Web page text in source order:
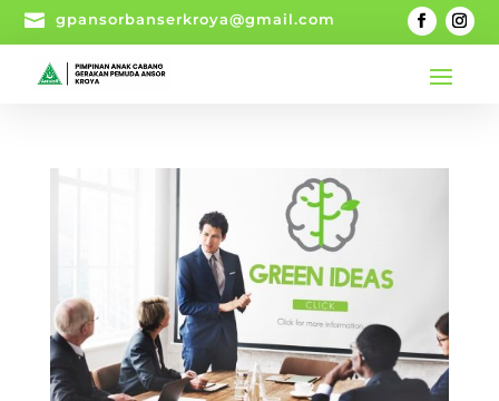
 gpansorbanserkroya@gmail.com